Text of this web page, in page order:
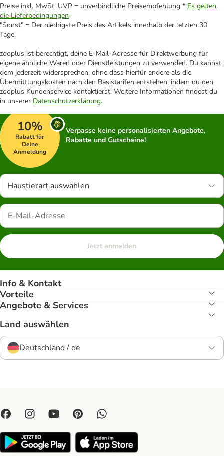
Preise inkl. MwSt. UVP = unverbindliche Preisempfehlung * Es gelten
die Lieferbedingungen
"Sonst" = Der niedrigste Preis des Artikels innerhalb der letzten 30
Tage.
zooplus ist berechtigt, deine E-Mail-Adresse für Direktwerbung für
eigene ähnliche Waren oder Dienstleistungen zu verwenden. Du kannst
dem jederzeit widersprechen, ohne dass hierfür andere als die
Übermittlungskosten nach den Basistarifen entstehen, indem du den
zooplus Kundenservice kontaktierst. Weitere Informationen findest du
in unserer Datenschutzerklärung.
10%
Rabatt für
Deine
Anmeldung
Verpasse keine personalisierten Angebote,
Rabatte und Gutscheine!
Haustierart auswählen
Jetzt anmelden
Info & Kontakt
Vorteile
Angebote & Services
Land auswählen
Deutschland / de